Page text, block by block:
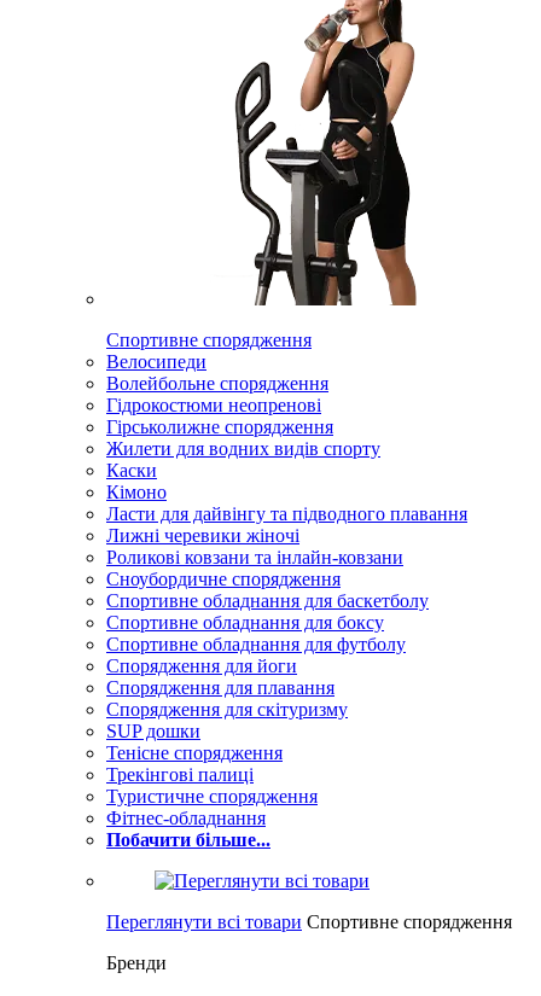
Спортивне спорядження
Велосипеди
Волейбольне спорядження
Гідрокостюми неопренові
Гірськолижне спорядження
Жилети для водних видів спорту
Каски
Кімоно
Ласти для дайвінгу та підводного плавання
Лижні черевики жіночі
Роликові ковзани та інлайн-ковзани
Сноубордичне спорядження
Спортивне обладнання для баскетболу
Спортивне обладнання для боксу
Спортивне обладнання для футболу
Спорядження для йоги
Спорядження для плавання
Спорядження для скітуризму
SUP дошки
Тенісне спорядження
Трекінгові палиці
Туристичне спорядження
Фітнес-обладнання
Побачити більше...
Переглянути всі товари Спортивне спорядження
Бренди